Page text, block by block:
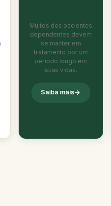
Muitos dos pacientes
dependentes devem
se manter em
tratamento por um
período longo em
suas vidas.
Saiba mais